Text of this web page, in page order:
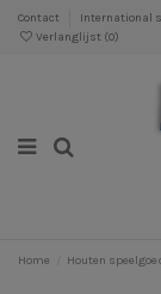
Contact International
Verlanglijst (0)
Home Houten